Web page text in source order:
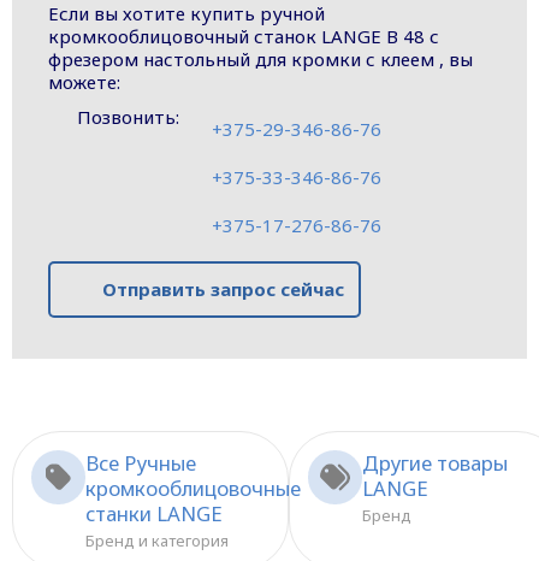
Если вы хотите купить ручной
кромкооблицовочный станок LANGE B 48 с
фрезером настольный для кромки с клеем , вы
можете:
Позвонить:
+375-29-346-86-76
+375-33-346-86-76
+375-17-276-86-76
Отправить запрос сейчас
Все Ручные
кромкооблицовочные
станки LANGE
Бренд и категория
Другие товары
LANGE
Бренд